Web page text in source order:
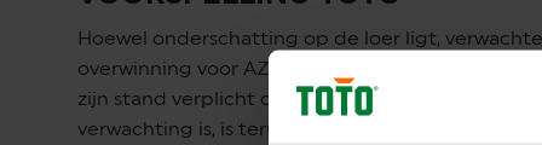
Hoewel onderschatting op de loer ligt,
overwinning voor AZ in deze uitwedstrijd. De
zijn stand verplicht om uit Finland terug te keren
verwachting is, is terug te zien aan de odds (1.47